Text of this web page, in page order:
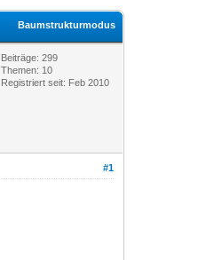
Baumstrukturmodus
Beiträge: 299
Themen: 10
Registriert seit: Feb 2010
#1